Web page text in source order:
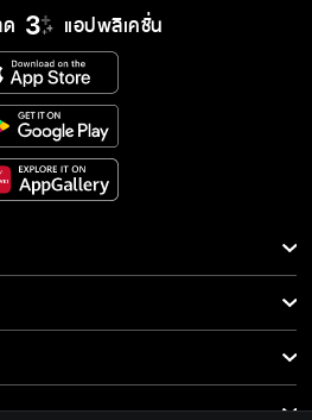
ดการเงินที่หล่อที่สุดในโลก
แอปพลิเคชั่น